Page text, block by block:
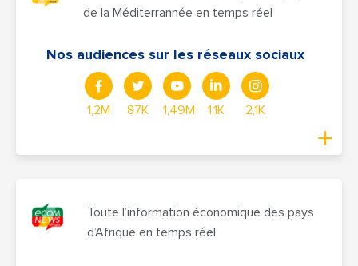
de la Méditerrannée en temps réel
Nos audiences sur les réseaux sociaux
1,2M 87K 1,49M 1,1K 2,1K
Toute l’information économique des pays
d’Afrique en temps réel